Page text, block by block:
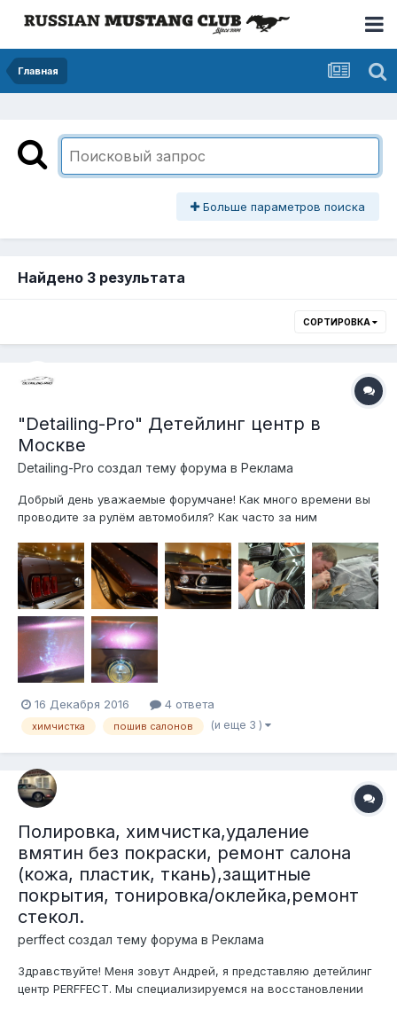
Главная
Больше параметров поиска
Найдено 3 результата
СОРТИРОВКА
"Detailing-Pro" Детейлинг центр в
Москве
Detailing-Pro создал тему форума в Реклама
Добрый день уважаемые форумчане! Как много времени вы
проводите за рулём автомобиля? Как часто за ним
всегда хватает времени ухаживать за своим автомобилем,
но все мы любим чистоту и порядок, а что самое главное
хотим чтобы наши машины был...
16 Декабря 2016 4 ответа
химчистка пошив салонов (и еще 3 )
Полировка, химчистка,удаление
вмятин без покраски, ремонт салона
(кожа, пластик, ткань),защитные
покрытия, тонировка/оклейка,ремонт
стекол.
perffect создал тему форума в Реклама
Здравствуйте! Меня зовут Андрей, я представляю детейлинг
центр PERFFECT. Мы специализируемся на восстановлении